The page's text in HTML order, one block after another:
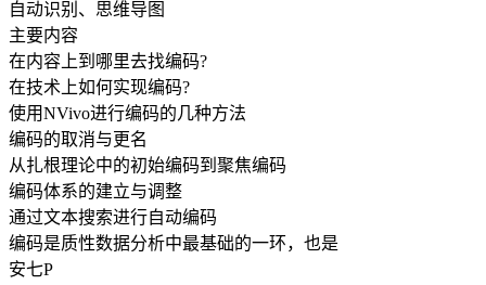
自动识别、思维导图
主要内容
在内容上到哪里去找编码?
在技术上如何实现编码?
使用NVivo进行编码的几种方法
编码的取消与更名
从扎根理论中的初始编码到聚焦编码
编码体系的建立与调整
通过文本搜索进行自动编码
编码是质性数据分析中最基础的一环，也是
安七P